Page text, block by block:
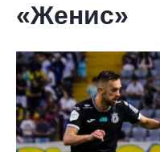
«Женис»